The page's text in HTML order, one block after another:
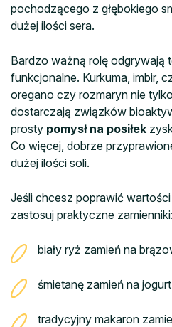
pochodzącego z głębokiego
dużej ilości sera.
Bardzo ważną rolę odgrywają
funkcjonalne. Kurkuma, imbir,
oregano czy rozmaryn nie
dostarczają związków
prosty pomysł na posiłek
Co więcej, dobrze
dużej ilości soli.
Jeśli chcesz poprawić
zastosuj praktyczne zamienniki:
biały ryż zamień na
śmietanę zamień na
tradycyjny makaron